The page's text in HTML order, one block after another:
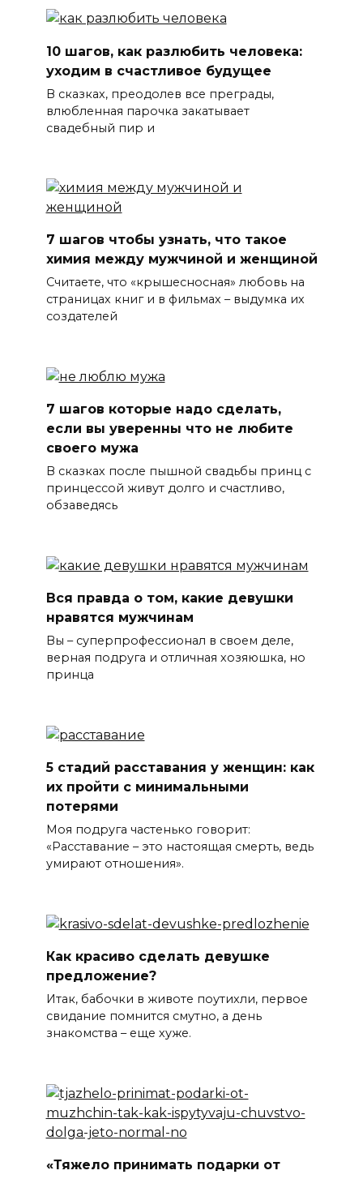
10 шагов, как разлюбить человека:
уходим в счастливое будущее
В сказках, преодолев все преграды,
влюбленная парочка закатывает
свадебный пир и
7 шагов чтобы узнать, что такое
химия между мужчиной и женщиной
Считаете, что «крышесносная» любовь на
страницах книг и в фильмах – выдумка их
создателей
7 шагов которые надо сделать,
если вы уверенны что не любите
своего мужа
В сказках после пышной свадьбы принц с
принцессой живут долго и счастливо,
обзаведясь
Вся правда о том, какие девушки
нравятся мужчинам
Вы – суперпрофессионал в своем деле,
верная подруга и отличная хозяюшка, но
принца
5 стадий расставания у женщин: как
их пройти с минимальными
потерями
Моя подруга частенько говорит:
«Расставание – это настоящая смерть, ведь
умирают отношения».
Как красиво сделать девушке
предложение?
Итак, бабочки в животе поутихли, первое
свидание помнится смутно, а день
знакомства – еще хуже.
«Тяжело принимать подарки от